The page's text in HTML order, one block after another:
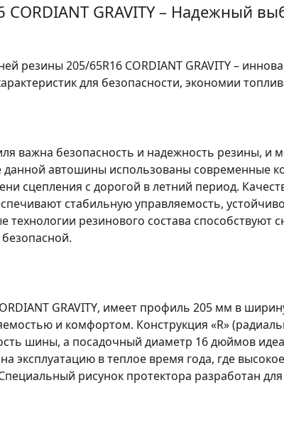
GRAVITY – Надежный
резины 205/65R16 CORDIANT GRAVITY –
для безопасности, экономии
важна безопасность и надежность резины, и
автошины использованы современные
сцепления с дорогой в летний период.
стабильную управляемость,
технологии резинового состава
GRAVITY, имеет профиль 205 мм в
и комфортом. Конструкция «R»
шины, а посадочный диаметр 16 дюймов
эксплуатацию в теплое время года, где
рисунок протектора разработан